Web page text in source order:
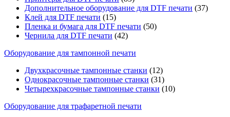
Дополнительное оборудование для DTF печати (37)
Клей для DTF печати (15)
Пленка и бумага для DTF печати (50)
Чернила для DTF печати (42)
Оборудование для тампонной печати
Двухкрасочные тампонные станки (12)
Однокрасочные тампонные станки (31)
Четырехкрасочные тампонные станки (10)
Оборудование для трафаретной печати